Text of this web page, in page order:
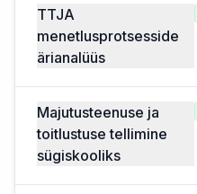
TTJA
menetlusprotsesside
ärianalüüs
Majutusteenuse ja
toitlustuse tellimine
sügiskooliks